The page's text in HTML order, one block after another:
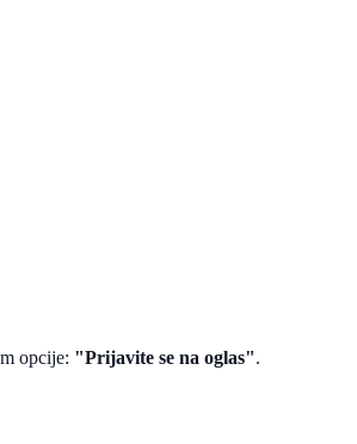
opcije: "Prijavite se na oglas".